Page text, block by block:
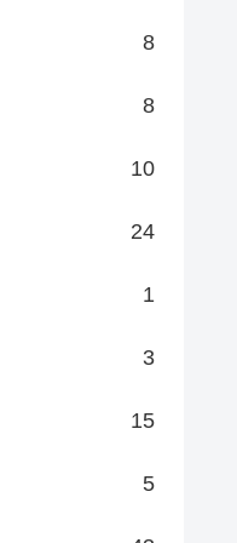
8
8
10
24
1
3
15
5